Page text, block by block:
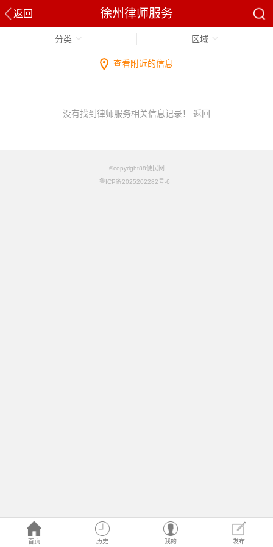
返回 徐州律师服务
首页 历史 我的 发布
分类 区域
查看附近的信息
没有找到律师服务相关信息记录！ 返回
©copyright88便民网
鲁ICP备2025202282号-6